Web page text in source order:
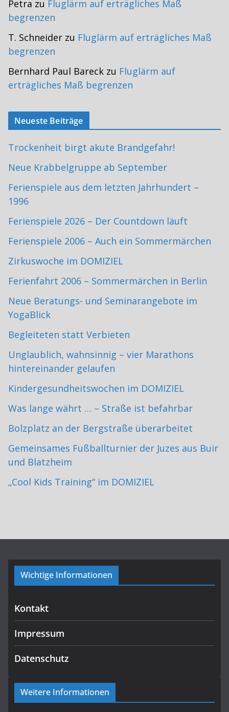
Petra zu Fluglärm auf erträgliches Maß
begrenzen
T. Schneider zu Fluglärm auf erträgliches Maß
begrenzen
Bernhard Paul Bareck zu Fluglärm auf
erträgliches Maß begrenzen
Neueste Beiträge
Trockenheit birgt akute Brandgefahr!
Neue Krabbelgruppe ab September
Ferienspiele aus dem letzten Jahrhundert –
1996
Ferienspiele 2026 – Der Countdown läuft
Ferienspiele 2006 – Auch ein Sommermärchen
Zirkuswoche im DOMIZIEL
Ferienfahrt 2006 – Sommermärchen in Berlin
Neue Beratungs- und Seminarangebote im
YogaBlick
Begleiteten statt Verbieten
Unglaublich, wahnsinnig – vier Marathons
hintereinander gelaufen
Kindergesundheitswochen im DOMIZIEL
Was lange währt … – Straße ist befahrbar
Bolzplatz an der Bergstraße überarbeitet
Gemeinsames Fußballturnier der Juzes aus Buir
und Blatzheim
„Cool Kids Training“ im DOMIZIEL
Wichtige Informationen
Kontakt
Impressum
Datenschutz
Weitere Informationen